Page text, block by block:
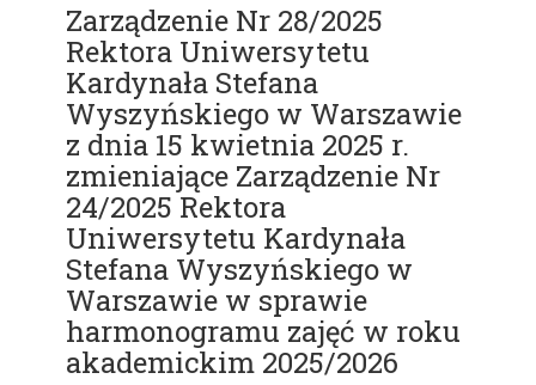
Zarządzenie Nr 28/2025
Rektora Uniwersytetu
Kardynała Stefana
Wyszyńskiego w Warszawie
z dnia 15 kwietnia 2025 r.
zmieniające Zarządzenie Nr
24/2025 Rektora
Uniwersytetu Kardynała
Stefana Wyszyńskiego w
Warszawie w sprawie
harmonogramu zajęć w roku
akademickim 2025/2026